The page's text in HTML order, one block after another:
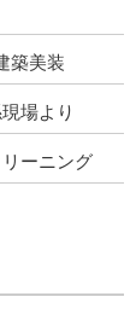
築美装
場より
ーニング